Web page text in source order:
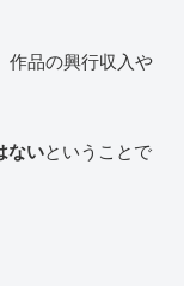
作品の興行収入や
ないということで